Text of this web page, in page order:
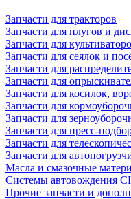
Запчасти для тракторов
Запчасти для плугов и
Запчасти для
Запчасти для сеялок и
Запчасти для
Запчасти для
Запчасти для косилок,
Запчасти для
Запчасти для
Запчасти для пресс-
Запчасти для
Запчасти для
Масла и смазочные
Системы автовождения
Прочие запчасти и